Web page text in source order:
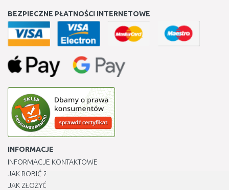
BEZPIECZNE PŁATNOŚCI INTERNETOWE
INFORMACJE
INFORMACJE KONTAKTOWE
JAK ROBIĆ ZAKUPY ?
JAK ZŁOŻYĆ REKLAMACJĘ